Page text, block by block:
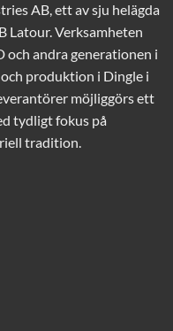
AB, ett av sju helägda
Latour. Verksamheten
och andra generationen i
produktion i Dingle i
möjliggörs ett
tydligt fokus på
tradition.